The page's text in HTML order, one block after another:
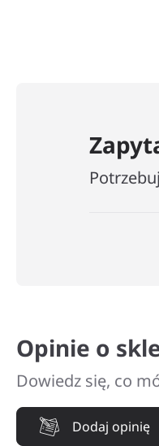
Opinie o
Dowiedz się, co
Dodaj opinię